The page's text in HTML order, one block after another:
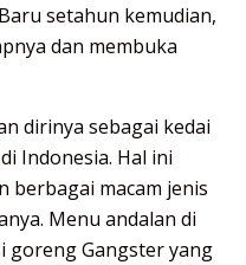
setahun kemudian,
dan membuka
dirinya sebagai kedai
Indonesia. Hal ini
berbagai macam jenis
Menu andalan di
goreng Gangster yang